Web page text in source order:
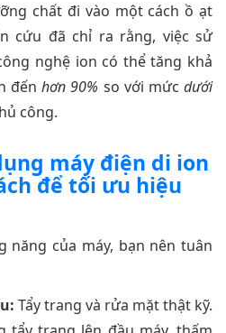
chất đi vào một cách ồ ạt
cứu đã chỉ ra rằng, việc sử
nghệ ion có thể tăng khả
đếnhơn 90% so với mứcdưới
công.
máy điện di ion
để tối ưu hiệu
năng của máy, bạn nên tuân
Tẩy trang và rửa mặt thật kỹ.